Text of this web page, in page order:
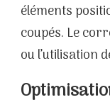
éléments
coupés. Le
ou l’utilisation